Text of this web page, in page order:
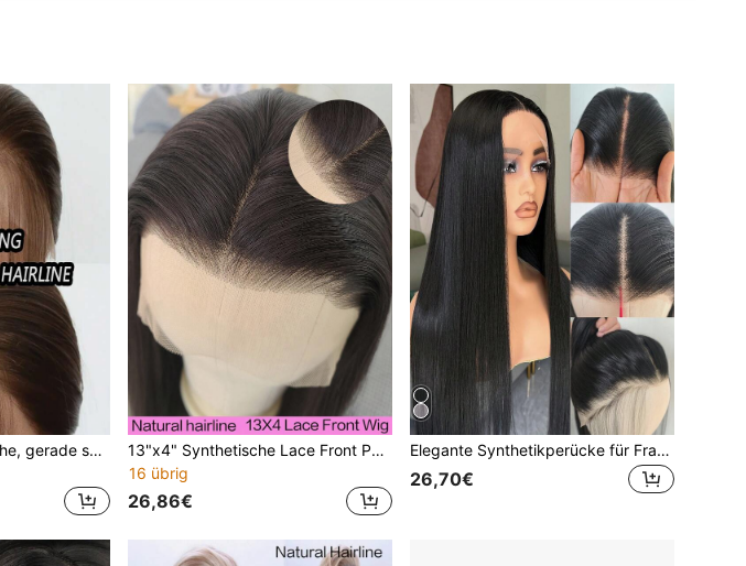
13x4 braune, natürliche, gerade synthetische Haar Lace Front Perücke, komplettes klebstofffreies Set, hitzebeständig, weiche gerade Faser für Frauen
13"x4" Synthetische Lace Front Perücke im Freestyle, hitzebeständige Faser, 24 Zoll, schwarz, für den täglichen Gebrauch
16 übrig
26,86€
Elegante Synthetikperücke für Frauen, gerade, 13x4 Lace Front mit Rosennetz, klebefrei, hitzebeständige Faser, transparenter Spitzenrand, hochtemperaturbeständige Faser, 150% Dichte, mehrere gerade Frisuren
26,70€